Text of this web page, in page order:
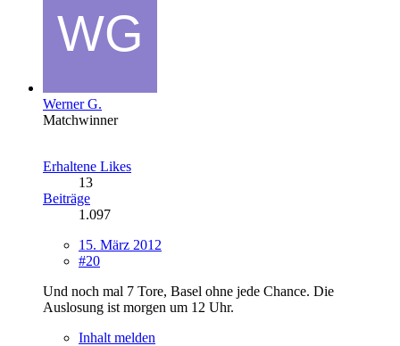
Werner G.
Matchwinner
Erhaltene Likes
13
Beiträge
1.097
15. März 2012
#20
Und noch mal 7 Tore, Basel ohne jede Chance. Die
Auslosung ist morgen um 12 Uhr.
Inhalt melden